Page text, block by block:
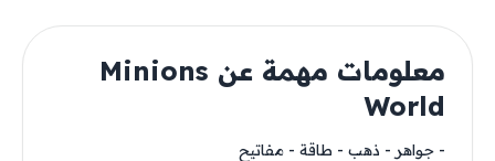
معلومات مهمة عن Minions
World
- جواهر - ذهب - طاقة - مفاتيح